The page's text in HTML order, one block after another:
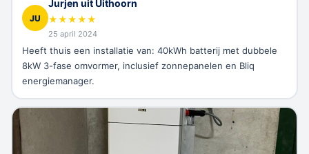
JU
Jurjen uit Uithoorn
★★★★★
25 april 2024
Heeft thuis een installatie van: 40kWh batterij met dubbele
8kW 3-fase omvormer, inclusief zonnepanelen en Bliq
energiemanager.